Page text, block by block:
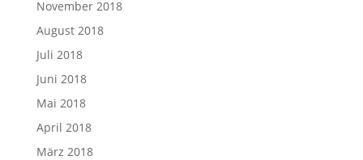
November 2018
August 2018
Juli 2018
Juni 2018
Mai 2018
April 2018
März 2018